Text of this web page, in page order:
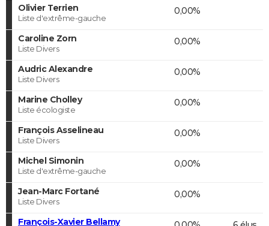
Olivier Terrien
Liste d'extrême-gauche
0,00%
Caroline Zorn
Liste Divers
0,00%
Audric Alexandre
Liste Divers
0,00%
Marine Cholley
Liste écologiste
0,00%
François Asselineau
Liste Divers
0,00%
Michel Simonin
Liste d'extrême-gauche
0,00%
Jean-Marc Fortané
Liste Divers
0,00%
François-Xavier Bellamy